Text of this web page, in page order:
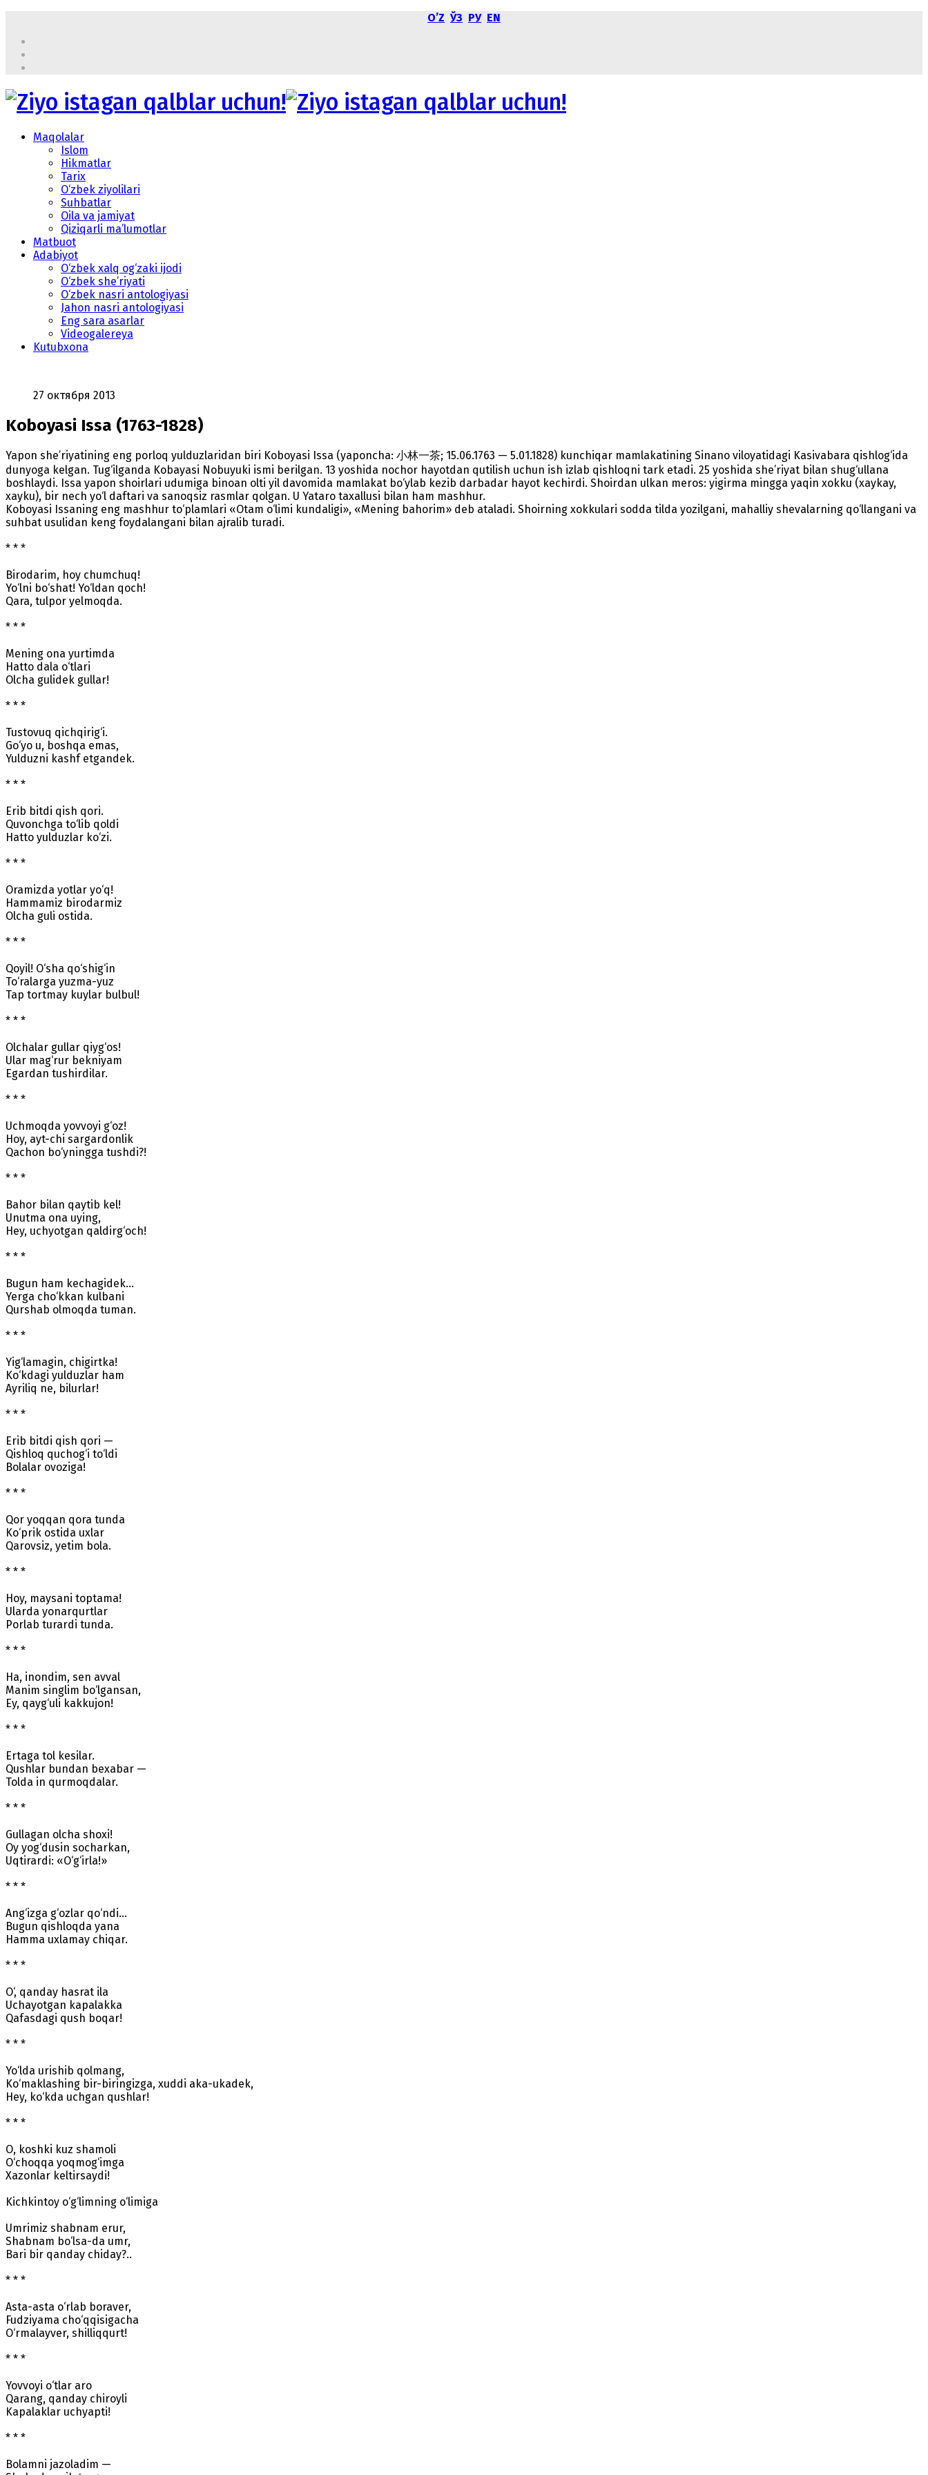
OʼZ ЎЗ РУ EN
Maqolalar
Islom
Hikmatlar
Tarix
O‘zbek ziyolilari
Suhbatlar
Oila va jamiyat
Qiziqarli ma’lumotlar
Matbuot
Adabiyot
O‘zbek xalq og‘zaki ijodi
O‘zbek she’riyati
O‘zbek nasri antologiyasi
Jahon nasri antologiyasi
Eng sara asarlar
Videogalereya
Kutubxona
27 октября 2013
Koboyasi Issa (1763-1828)
Yapon she’riyatining eng porloq yulduzlaridan biri Koboyasi Issa (yaponcha: 小林一茶; 15.06.1763 — 5.01.1828) kunchiqar mamlakatining Sinano viloyatidagi Kasivabara qishlog‘ida
dunyoga kelgan. Tug‘ilganda Kobayasi Nobuyuki ismi berilgan. 13 yoshida nochor hayotdan qutilish uchun ish izlab qishloqni tark etadi. 25 yoshida she’riyat bilan shug‘ullana
boshlaydi. Issa yapon shoirlari udumiga binoan olti yil davomida mamlakat bo‘ylab kezib darbadar hayot kechirdi. Shoirdan ulkan meros: yigirma mingga yaqin xokku (xaykay,
xayku), bir nech yo‘l daftari va sanoqsiz rasmlar qolgan. U Yataro taxallusi bilan ham mashhur.
Koboyasi Issaning eng mashhur to‘plamlari «Otam o‘limi kundaligi», «Mening bahorim» deb ataladi. Shoirning xokkulari sodda tilda yozilgani, mahalliy shevalarning qo‘llangani va
suhbat usulidan keng foydalangani bilan ajralib turadi.
* * *
Birodarim, hoy chumchuq!
Yo‘lni bo‘shat! Yo‘ldan qoch!
Qara, tulpor yelmoqda.
* * *
Mening ona yurtimda
Hatto dala o‘tlari
Olcha gulidek gullar!
* * *
Tustovuq qichqirig‘i.
Go‘yo u, boshqa emas,
Yulduzni kashf etgandek.
* * *
Erib bitdi qish qori.
Quvonchga to‘lib qoldi
Hatto yulduzlar ko‘zi.
* * *
Oramizda yotlar yo‘q!
Hammamiz birodarmiz
Olcha guli ostida.
* * *
Qoyil! O‘sha qo‘shig‘in
To‘ralarga yuzma-yuz
Tap tortmay kuylar bulbul!
* * *
Olchalar gullar qiyg‘os!
Ular mag‘rur bekniyam
Egardan tushirdilar.
* * *
Uchmoqda yovvoyi g‘oz!
Hoy, ayt-chi sargardonlik
Qachon bo‘yningga tushdi?!
* * *
Bahor bilan qaytib kel!
Unutma ona uying,
Hey, uchyotgan qaldirg‘och!
* * *
Bugun ham kechagidek…
Yerga cho‘kkan kulbani
Qurshab olmoqda tuman.
* * *
Yig‘lamagin, chigirtka!
Ko‘kdagi yulduzlar ham
Ayriliq ne, bilurlar!
* * *
Erib bitdi qish qori —
Qishloq quchog‘i to‘ldi
Bolalar ovoziga!
* * *
Qor yoqqan qora tunda
Ko‘prik ostida uxlar
Qarovsiz, yetim bola.
* * *
Hoy, maysani toptama!
Ularda yonarqurtlar
Porlab turardi tunda.
* * *
Ha, inondim, sen avval
Manim singlim bo‘lgansan,
Ey, qayg‘uli kakkujon!
* * *
Ertaga tol kesilar.
Qushlar bundan bexabar —
Tolda in qurmoqdalar.
* * *
Gullagan olcha shoxi!
Oy yog‘dusin socharkan,
Uqtirardi: «O‘g‘irla!»
* * *
Ang‘izga g‘ozlar qo‘ndi…
Bugun qishloqda yana
Hamma uxlamay chiqar.
* * *
O‘, qanday hasrat ila
Uchayotgan kapalakka
Qafasdagi qush boqar!
* * *
Yo‘lda urishib qolmang,
Ko‘maklashing bir-biringizga, xuddi aka-ukadek,
Hey, ko‘kda uchgan qushlar!
* * *
O, koshki kuz shamoli
O‘choqqa yoqmog‘imga
Xazonlar keltirsaydi!
Kichkintoy o‘g‘limning o‘limiga
Umrimiz shabnam erur,
Shabnam bo‘lsa-da umr,
Bari bir qanday chiday?..
* * *
Asta-asta o‘rlab boraver,
Fudziyama cho‘qqisigacha
O‘rmalayver, shilliqqurt!
* * *
Yovvoyi o‘tlar aro
Qarang, qanday chiroyli
Kapalaklar uchyapti!
* * *
Bolamni jazoladim —